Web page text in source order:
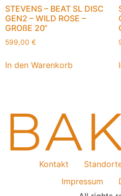
STEVENS – BEAT SL DISC
GEN2 – WILD ROSE –
GROßE 20“
599,00 €
In den Warenkorb
Kontakt
Impressum